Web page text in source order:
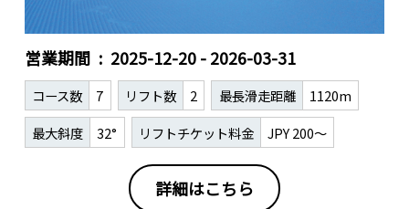
営業期間 2025-12-20 - 2026-03-31
コース数 7 リフト数 2 最長滑走距離
1120m
最大斜度
32° リフトチケット料金 JPY 200～
詳細はこちら